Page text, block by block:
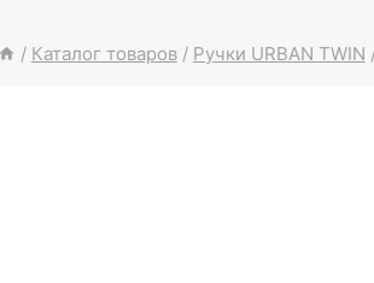
/ Каталог товаров / Ручки URBAN TWIN